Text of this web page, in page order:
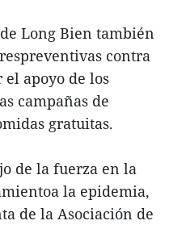
Long Bien también
contra
el apoyo de los
campañas de
gratuitas.
de la fuerza en la
la epidemia,
de la Asociación de